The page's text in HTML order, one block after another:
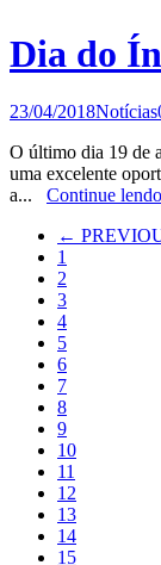
Dia do
23/04/2018Notícias
O último dia 19 de
uma excelente
a... Continue lendo
←
1
2
3
4
5
6
7
8
9
10
11
12
13
14
15